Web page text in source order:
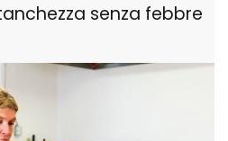
senza febbre